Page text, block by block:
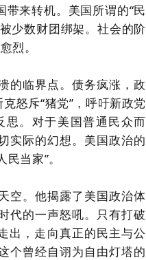
来转机。美国所谓的“民
少数财团绑架。社会的阶
烈。
临界点。债务疯涨，政
怒斥“猪党”，呼吁新政党
。 对于美国普通民众而
实际的幻想。美国政治的
当家”。
空。他揭露了美国政治体
代的一声怒吼。只有打破
出，走向真正的民主与公
个曾经自诩为自由灯塔的